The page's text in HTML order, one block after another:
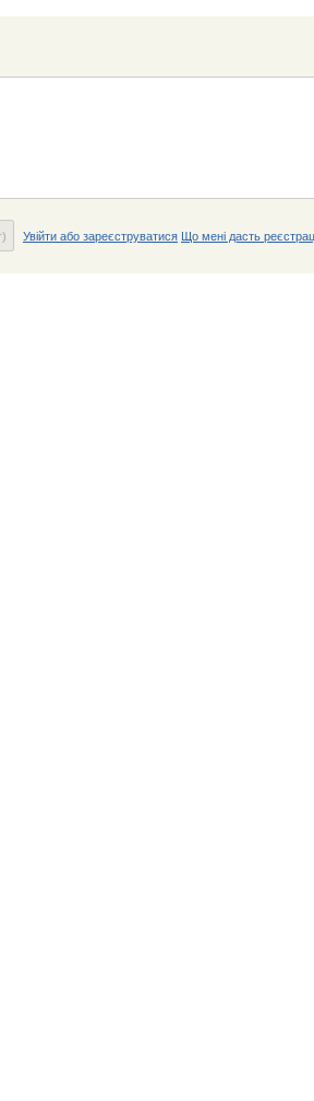
Увійти або зареєструватися Що мені дасть